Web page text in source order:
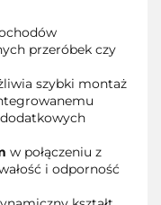
przeróbek czy
szybki montaż
w połączeniu z
i odporność